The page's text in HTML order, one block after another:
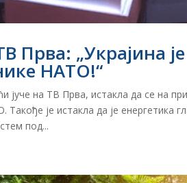
„Украјина
НАТО!“
јуче на ТВ Прва, истакла да се на
је истакла да је енергетика
под...